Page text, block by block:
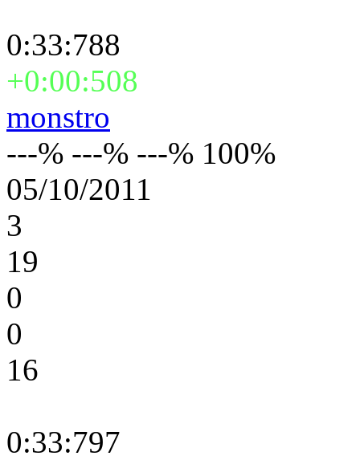
0:33:788
+0:00:508
monstro
---% ---% ---% 100%
05/10/2011
3
19
0
0
16
0:33:797